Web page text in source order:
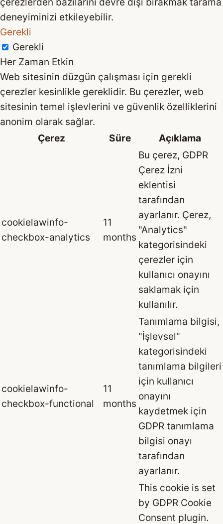
deneyiminizi etkileyebilir.
Gerekli
Gerekli
Her Zaman Etkin
Web sitesinin düzgün çalışması için gerekli
çerezler kesinlikle gereklidir. Bu çerezler, web
sitesinin temel işlevlerini ve güvenlik özelliklerini
anonim olarak sağlar.
Çerez
Süre Açıklama
cookielawinfo-
checkbox-analytics
11
months
Bu çerez, GDPR
Çerez İzni
eklentisi
tarafından
ayarlanır. Çerez,
"Analytics"
kategorisindeki
çerezler için
kullanıcı onayını
saklamak için
kullanılır.
cookielawinfo-
checkbox-functional
11
months
Tanımlama bilgisi,
"İşlevsel"
kategorisindeki
tanımlama bilgileri
için kullanıcı
onayını
kaydetmek için
GDPR tanımlama
bilgisi onayı
tarafından
ayarlanır.
This cookie is set
by GDPR Cookie
Consent plugin.